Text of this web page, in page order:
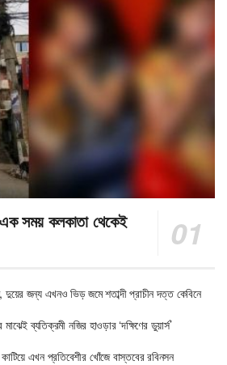
এক সময় কলকাতা থেকেই
দুয়ের জন্য এখনও ভিড় জমে শতাব্দী প্রাচীন দত্ত কেবিনে
ব্যতিক্রমী নজির হাওড়ার ‘দক্ষিণের ডুয়ার্স’
এখন প্রতিবেশীর খোঁজে বাস্তবের রবিনসন